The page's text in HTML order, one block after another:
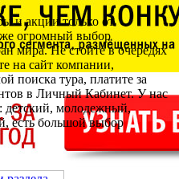
и акции только от
огромный выбор
мира. Не стойте в очередях
на сайт компании,
поиска тура, платите за
в Личный Кабинет. У нас
детский, молодежный,
есть большой выбор
туров. Наш отдел
и готов предоставить любую
путевки.